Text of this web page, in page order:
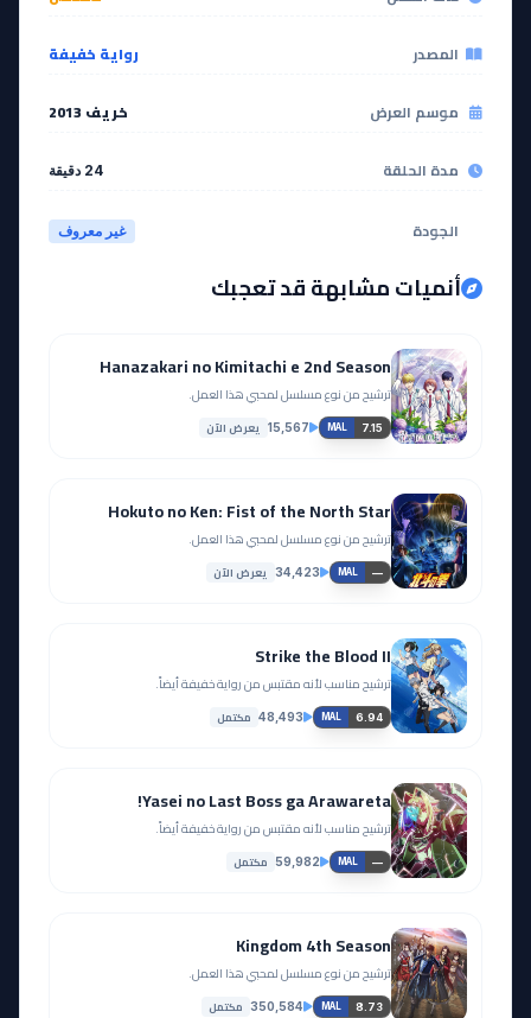
15
مشاهدة
EP
مشاهدة مشاهدة
مشاهدة مشاهدة
مشاهدة مشاهدة
المصدر رواية خفيفة
موسم العرض خريف 2013
مدة الحلقة 24 دقيقة
الجودة غير معروف
أنميات مشابهة قد تعجبك
Hanazakari no Kimitachi e 2nd Season
ترشيح من نوع مسلسل لمحبي هذا العمل.
MAL 7.15
15,567 يعرض الآن
Hokuto no Ken: Fist of the North Star
ترشيح من نوع مسلسل لمحبي هذا العمل.
MAL —
34,423 يعرض الآن
Strike the Blood II
ترشيح مناسب لأنه مقتبس من رواية خفيفة أيضاً.
MAL 6.94
48,493 مكتمل
Yasei no Last Boss ga Arawareta!
ترشيح مناسب لأنه مقتبس من رواية خفيفة أيضاً.
MAL —
59,982 مكتمل
Kingdom 4th Season
ترشيح من نوع مسلسل لمحبي هذا العمل.
MAL 8.73
350,584 مكتمل